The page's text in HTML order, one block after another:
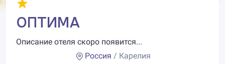
ОПТИМА
Описание отеля скоро появится...
Россия / Карелия